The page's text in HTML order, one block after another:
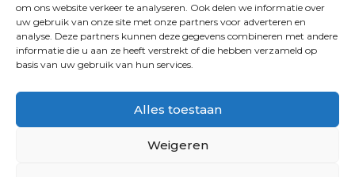
om ons website verkeer te analyseren. Ook delen we informatie over
uw gebruik van onze site met onze partners voor adverteren en
analyse. Deze partners kunnen deze gegevens combineren met andere
informatie die u aan ze heeft verstrekt of die hebben verzameld op
basis van uw gebruik van hun services.
Alles toestaan
Weigeren
VOLG ONS